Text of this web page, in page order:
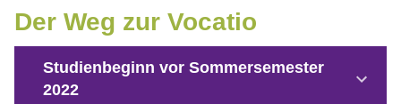
Der Weg zur Vocatio
Studienbeginn vor Sommersemester
2022